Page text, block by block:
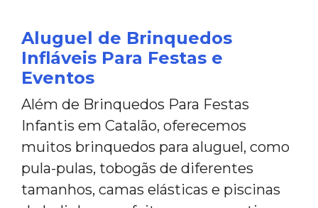
Aluguel de Brinquedos
Infláveis Para Festas e
Eventos
Além de Brinquedos Para Festas
Infantis em Catalão, oferecemos
muitos brinquedos para aluguel, como
pula-pulas, tobogãs de diferentes
tamanhos, camas elásticas e piscinas